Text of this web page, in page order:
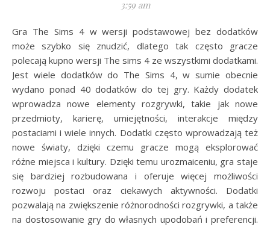
3:59 am
Gra The Sims 4 w wersji podstawowej bez dodatków
może szybko się znudzić, dlatego tak często gracze
polecają kupno wersji The sims 4 ze wszystkimi dodatkami.
Jest wiele dodatków do The Sims 4, w sumie obecnie
wydano ponad 40 dodatków do tej gry. Każdy dodatek
wprowadza nowe elementy rozgrywki, takie jak nowe
przedmioty, karierę, umiejętności, interakcje między
postaciami i wiele innych. Dodatki często wprowadzają też
nowe światy, dzięki czemu gracze mogą eksplorować
różne miejsca i kultury. Dzięki temu urozmaiceniu, gra staje
się bardziej rozbudowana i oferuje więcej możliwości
rozwoju postaci oraz ciekawych aktywności. Dodatki
pozwalają na zwiększenie różnorodności rozgrywki, a także
na dostosowanie gry do własnych upodobań i preferencji.